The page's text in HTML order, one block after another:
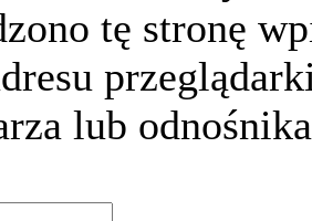
tę stronę
lub